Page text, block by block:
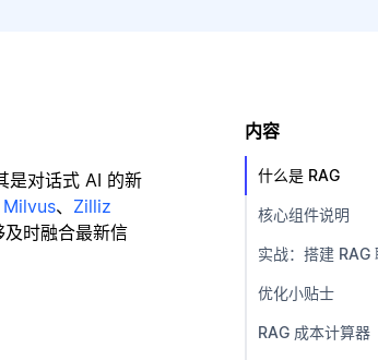
是对话式 AI 的新
Milvus、 Zilliz
时融合最新信
内容
什么是 RAG
核心组件说明
实战：搭建 RAG
优化小贴士
RAG 成本计算器